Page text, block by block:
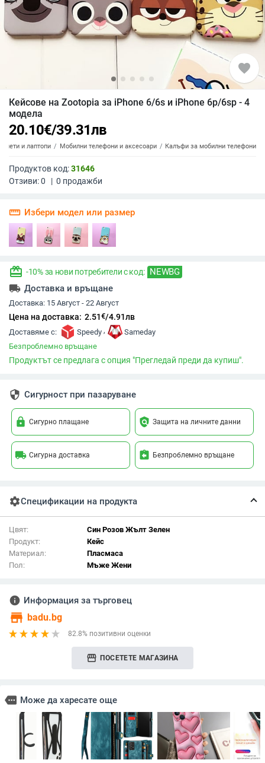
favorite
Кейсове на Zootopia за iPhone 6/6s и iPhone 6p/6sp - 4
модела
20.10€/39.31лв
и лаптопи Мобилни телефони и аксесоари Калъфи за мобилни телефони
Продуктов код:31646
Отзиви:0 | 0 продажби
straighten Избери модел или размер
redeem -10% за нови потребители с код: NEWBG
local_shipping Доставка и връщане
Доставка: 15 Август - 22 Август
Цена на доставка: 2.51€/4.91лв
Доставяме с: Speedy ,
Sameday
Безпроблемно връщане
Продуктът се предлага с опция "Прегледай преди да купиш".
security Сигурност при пазаруване
lock Сигурно плащане policy Защита на личните данни
local_shipping Сигурна доставка assignment_return Безпроблемно връщане
settingsСпецификации на продукта
Цвят:
Син Розов Жълт Зелен
Продукт:
Кейс
Материал:
Пласмаса
Пол:
Мъже Жени
info Информация за търговец
store badu.bg
82.8% позитивни оценки
storefront ПОСЕТЕТЕ МАГАЗИНА
more Може да харесате още